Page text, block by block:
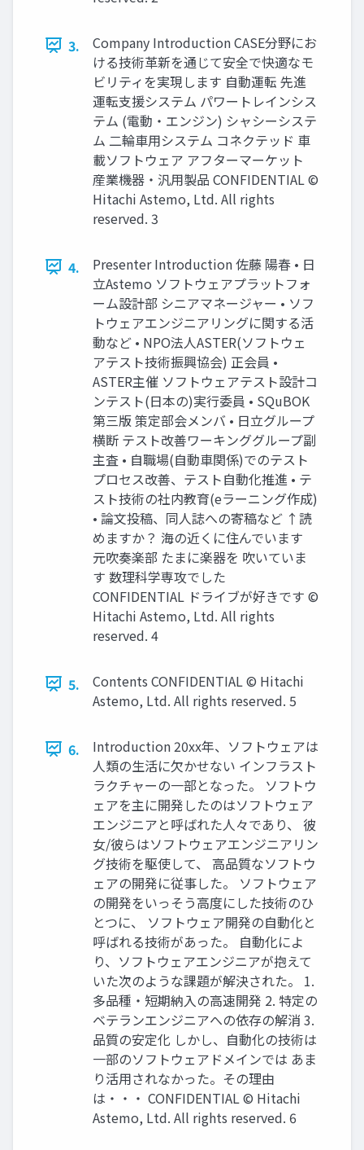
3.
Company Introduction CASE分野にお
ける技術革新を通じて安全で快適なモ
ビリティを実現します 自動運転 先進
運転支援システム パワートレインシス
テム (電動・エンジン) シャシーシステ
ム 二輪車用システム コネクテッド 車
載ソフトウェア アフターマーケット
産業機器・汎用製品 CONFIDENTIAL ©
Hitachi Astemo, Ltd. All rights
reserved. 3
4.
Presenter Introduction 佐藤 陽春 • 日
立Astemo ソフトウェアプラットフォ
ーム設計部 シニアマネージャー • ソフ
トウェアエンジニアリングに関する活
動など • NPO法人ASTER(ソフトウェ
アテスト技術振興協会) 正会員 •
ASTER主催 ソフトウェアテスト設計コ
ンテスト(日本の)実行委員 • SQuBOK
第三版 策定部会メンバ • 日立グループ
横断 テスト改善ワーキンググループ副
主査 • 自職場(自動車関係)でのテスト
プロセス改善、テスト自動化推進 • テ
スト技術の社内教育(eラーニング作成)
• 論文投稿、同人誌への寄稿など ↑読
めますか？ 海の近くに住んでいます
元吹奏楽部 たまに楽器を 吹いていま
す 数理科学専攻でした
CONFIDENTIAL ドライブが好きです ©
Hitachi Astemo, Ltd. All rights
reserved. 4
5.
Contents CONFIDENTIAL © Hitachi
Astemo, Ltd. All rights reserved. 5
6.
Introduction 20xx年、ソフトウェアは
人類の生活に欠かせない インフラスト
ラクチャーの一部となった。 ソフトウ
ェアを主に開発したのはソフトウェア
エンジニアと呼ばれた人々であり、 彼
女/彼らはソフトウェアエンジニアリン
グ技術を駆使して、 高品質なソフトウ
ェアの開発に従事した。 ソフトウェア
の開発をいっそう高度にした技術のひ
とつに、 ソフトウェア開発の自動化と
呼ばれる技術があった。 自動化によ
り、ソフトウェアエンジニアが抱えて
いた次のような課題が解決された。 1.
多品種・短期納入の高速開発 2. 特定の
ベテランエンジニアへの依存の解消 3.
品質の安定化 しかし、自動化の技術は
一部のソフトウェアドメインでは あま
り活用されなかった。その理由
は・・・ CONFIDENTIAL © Hitachi
Astemo, Ltd. All rights reserved. 6